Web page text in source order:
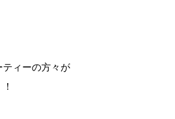
ィーの方々が